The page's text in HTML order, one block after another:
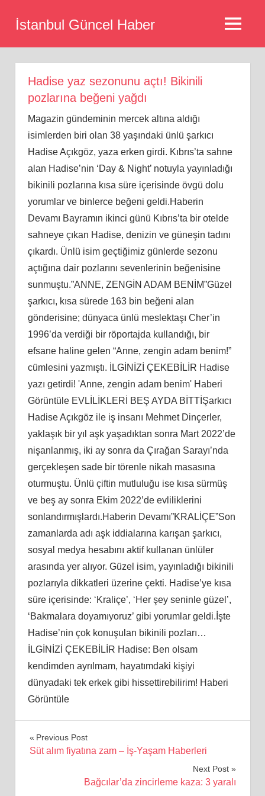
İstanbul Güncel Haber MENU
Hadise yaz sezonunu açtı! Bikinili
pozlarına beğeni yağdı
Magazin gündeminin mercek altına aldığı
isimlerden biri olan 38 yaşındaki ünlü şarkıcı
Hadise Açıkgöz, yaza erken girdi. Kıbrıs’ta sahne
alan Hadise’nin ‘Day & Night’ notuyla yayınladığı
bikinili pozlarına kısa süre içerisinde övgü dolu
yorumlar ve binlerce beğeni geldi.Haberin
Devamı Bayramın ikinci günü Kıbrıs’ta bir otelde
sahneye çıkan Hadise, denizin ve güneşin tadını
çıkardı. Ünlü isim geçtiğimiz günlerde sezonu
açtığına dair pozlarını sevenlerinin beğenisine
sunmuştu.”ANNE, ZENGİN ADAM BENİM”Güzel
şarkıcı, kısa sürede 163 bin beğeni alan
gönderisine; dünyaca ünlü meslektaşı Cher’in
1996’da verdiği bir röportajda kullandığı, bir
efsane haline gelen “Anne, zengin adam benim!”
cümlesini yazmıştı. İLGİNİZİ ÇEKEBİLİR Hadise
yazı getirdi! 'Anne, zengin adam benim' Haberi
Görüntüle EVLİLİKLERİ BEŞ AYDA BİTTİŞarkıcı
Hadise Açıkgöz ile iş insanı Mehmet Dinçerler,
yaklaşık bir yıl aşk yaşadıktan sonra Mart 2022’de
nişanlanmış, iki ay sonra da Çırağan Sarayı’nda
gerçekleşen sade bir törenle nikah masasına
oturmuştu. Ünlü çiftin mutluluğu ise kısa sürmüş
ve beş ay sonra Ekim 2022’de evliliklerini
sonlandırmışlardı.Haberin Devamı”KRALİÇE”Son
zamanlarda adı aşk iddialarına karışan şarkıcı,
sosyal medya hesabını aktif kullanan ünlüler
arasında yer alıyor. Güzel isim, yayınladığı bikinili
pozlarıyla dikkatleri üzerine çekti. Hadise’ye kısa
süre içerisinde: ‘Kraliçe’, ‘Her şey seninle güzel’,
‘Bakmalara doyamıyoruz’ gibi yorumlar geldi.İşte
Hadise’nin çok konuşulan bikinili pozları…
İLGİNİZİ ÇEKEBİLİR Hadise: Ben olsam
kendimden ayrılmam, hayatımdaki kişiyi
dünyadaki tek erkek gibi hissettirebilirim! Haberi
Görüntüle
Yazı
Previous Post
Süt alım fiyatına zam – İş-Yaşam Haberleri
Next Post
Bağcılar’da zincirleme kaza: 3 yaralı